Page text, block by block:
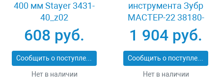
400 мм Stayer 3431-
40_z02
608 руб.
Сообщить о поступлении
Нет в наличии
инструмента Зубр
МАСТЕР-22 38180-
22_z02
1 904 руб.
Сообщить о поступлении
Нет в наличии